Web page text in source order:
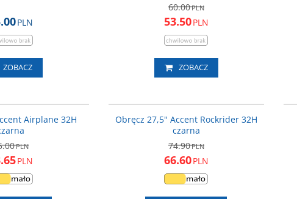
PLN
ZOBACZ
60.00PLN
53.50PLN
ZOBACZ
Airplane 32H
PLN
PLN
Obręcz 27,5" Accent Rockrider 32H
czarna
74.90PLN
66.60PLN